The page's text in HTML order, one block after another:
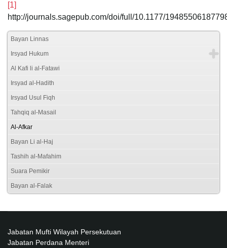
[1]
http://journals.sagepub.com/doi/full/10.1177/
Bayan Linnas
Irsyad Hukum
Al Kafi li al-Fatawi
Irsyad al-Hadith
Irsyad Usul Fiqh
Tahqiq al-Masail
Al-Afkar
Bayan Li al-Haj
Tashih al-Mafahim
Suara Pemikir
Bayan al-Falak
Jabatan Mufti Wilayah Persekutuan
Jabatan Perdana Menteri